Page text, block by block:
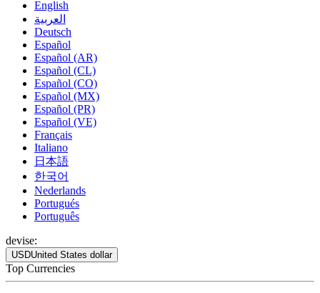
English
العربية
Deutsch
Español
Español (AR)
Español (CL)
Español (CO)
Español (MX)
Español (PR)
Español (VE)
Français
Italiano
日本語
한국어
Nederlands
Portugués
Português
devise:
USDUnited States dollar
Top Currencies